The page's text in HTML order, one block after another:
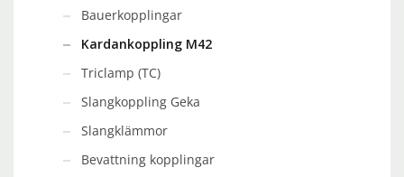
Bauerkopplingar
Kardankoppling M42
Triclamp (TC)
Slangkoppling Geka
Slangklämmor
Bevattning kopplingar